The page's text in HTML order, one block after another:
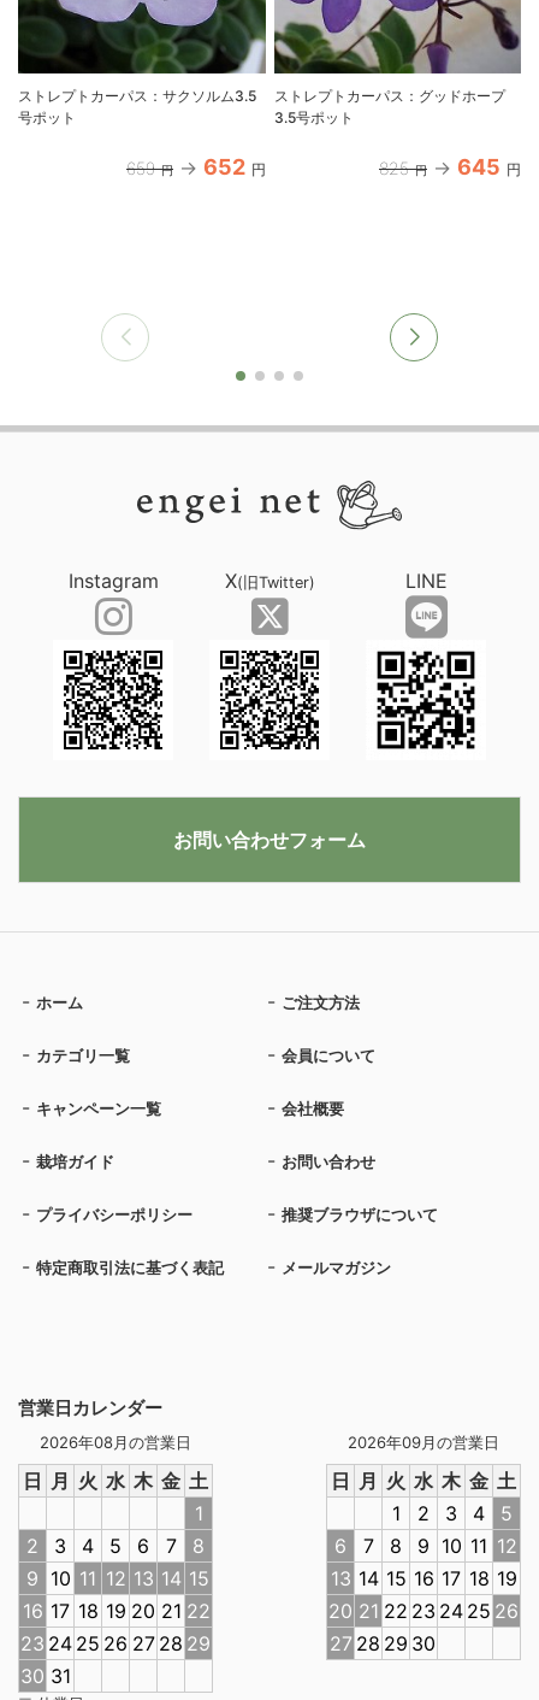
ストレプトカーパス：サクソルム3.5
号ポット
659 円 652 円
ストレプトカーパス：グッドホープ
3.5号ポット
825 円 645 円
営業日カレンダー
2026年08月の営業日
日 月 火 水 木 金 土
1
2
3 4 5 6 7
8
9 10 11 12 13 14 15
16 17 18 19 20 21 22
23 24 25 26 27 28 29
30 31
2026年09月の営業日
日 月 火 水 木 金 土
1
2 3 4
5
6
7 8 9 10 11 12
13 14 15 16 17 18 19
20 21 22 23 24 25 26
27 28 29 30
ホーム ご注文方法
カテゴリ一覧 会員について
キャンペーン一覧 会社概要
栽培ガイド お問い合わせ
プライバシーポリシー 推奨ブラウザについて
特定商取引法に基づく表記 メールマガジン
Instagram X(旧Twitter) LINE
お問い合わせフォーム